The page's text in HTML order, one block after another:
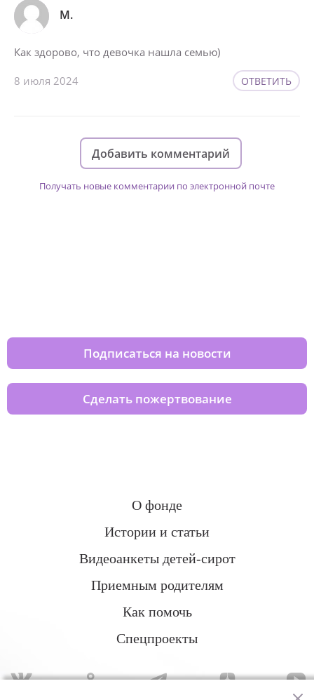
М.
Как здорово, что девочка нашла семью)
8 июля 2024 ОТВЕТИТЬ
Добавить комментарий
Получать новые комментарии по электронной почте
Подписаться на новости
Сделать пожертвование
О фонде
Истории и статьи
Видеоанкеты детей-сирот
Приемным родителям
Как помочь
Спецпроекты